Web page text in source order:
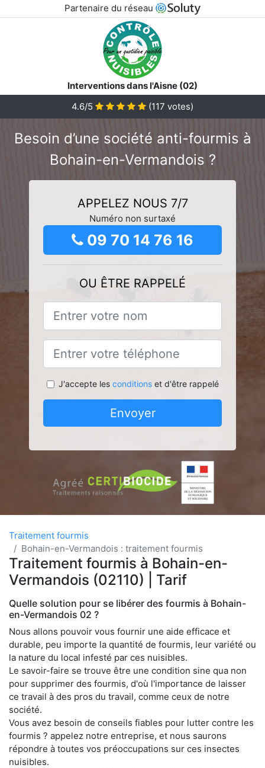
Partenaire du réseau
Interventions dans l'Aisne (02)
4.6/5
(117 votes)
Besoin d’une société anti-fourmis à
Bohain-en-Vermandois ?
APPELEZ NOUS 7/7
Numéro non surtaxé
09 70 14 76 16
OU ÊTRE RAPPELÉ
J'accepte les conditionset d'être rappelé
Envoyer
Traitement fourmis
Bohain-en-Vermandois : traitement fourmis
Traitement fourmis à Bohain-en-
Vermandois (02110) | Tarif
Quelle solution pour se libérer des fourmis à Bohain-
en-Vermandois 02 ?
Nous allons pouvoir vous fournir une aide efficace et
durable, peu importe la quantité de fourmis, leur variété ou
la nature du local infesté par ces nuisibles.
Le savoir-faire se trouve être une condition sine qua non
pour supprimer des fourmis, d'où l'importance de laisser
ce travail à des pros du travail, comme ceux de notre
société.
Vous avez besoin de conseils fiables pour lutter contre les
fourmis ? appelez notre entreprise, et nous saurons
répondre à toutes vos préoccupations sur ces insectes
nuisibles.